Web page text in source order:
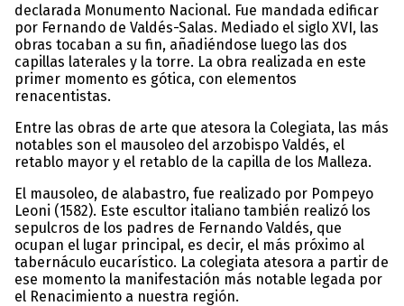
declarada Monumento Nacional. Fue mandada edificar
por Fernando de Valdés-Salas. Mediado el siglo XVI, las
obras tocaban a su fin, añadiéndose luego las dos
capillas laterales y la torre. La obra realizada en este
primer momento es gótica, con elementos
renacentistas.
Entre las obras de arte que atesora la Colegiata, las más
notables son el mausoleo del arzobispo Valdés, el
retablo mayor y el retablo de la capilla de los Malleza.
El mausoleo, de alabastro, fue realizado por Pompeyo
Leoni (1582). Este escultor italiano también realizó los
sepulcros de los padres de Fernando Valdés, que
ocupan el lugar principal, es decir, el más próximo al
tabernáculo eucarístico. La colegiata atesora a partir de
ese momento la manifestación más notable legada por
el Renacimiento a nuestra región.